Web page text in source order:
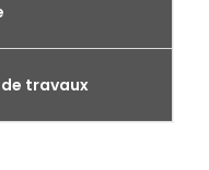
travaux